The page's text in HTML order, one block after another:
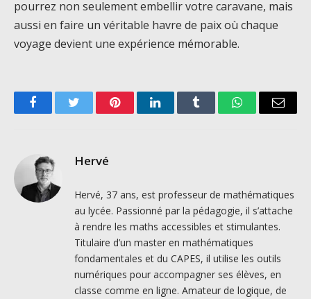
pourrez non seulement embellir votre caravane, mais
aussi en faire un véritable havre de paix où chaque
voyage devient une expérience mémorable.
FacebookTwitter PinterestLinkedInTumblr WhatsAppEmail
Hervé
Hervé, 37 ans, est professeur de mathématiques
au lycée. Passionné par la pédagogie, il s’attache
à rendre les maths accessibles et stimulantes.
Titulaire d’un master en mathématiques
fondamentales et du CAPES, il utilise les outils
numériques pour accompagner ses élèves, en
classe comme en ligne. Amateur de logique, de